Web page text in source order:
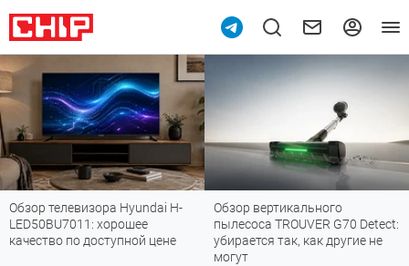
Обзор телевизора Hyundai H-
LED50BU7011: хорошее
качество по доступной цене
Обзор вертикального
пылесоса TROUVER G70 Detect:
убирается так, как другие не
могут